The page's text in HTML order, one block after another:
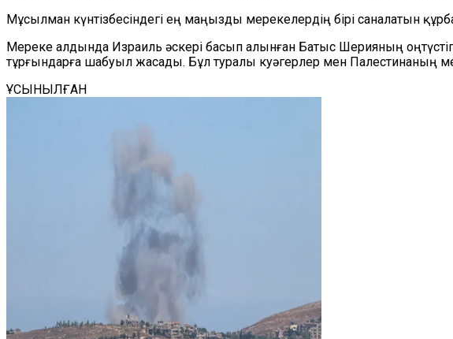
Мұсылман күнтізбесіндегі ең маңызды мерекелердің бірі саналатын
Мереке алдында Израиль әскері басып алынған Батыс Шерияның
тұрғындарға шабуыл жасады. Бұл туралы куәгерлер мен Палестинаның
ҰСЫНЫЛҒАН